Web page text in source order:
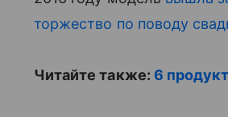
торжество по поводу
Читайте также: 6